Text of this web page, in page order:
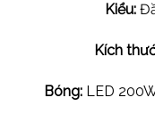
Kiểu:
Kích
Bóng: LED